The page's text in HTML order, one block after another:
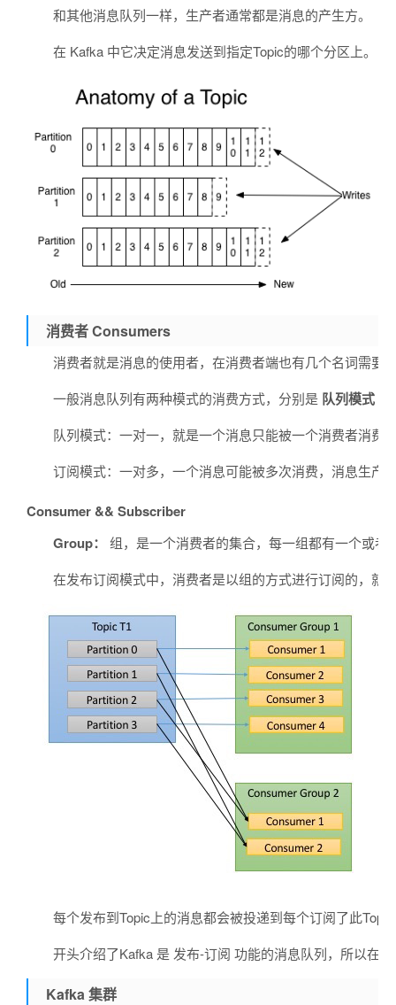
和其他消息队列一样，生产者通常都是消息的产生方。
在 Kafka 中它决定消息发送到指定Topic的哪个分区上。
消费者 Consumers
消费者就是消息的使用者，在消费者端也有几个名词需要
一般消息队列有两种模式的消费方式，分别是 队列模式
队列模式：一对一，就是一个消息只能被一个消费者消
订阅模式：一对多，一个消息可能被多次消费，消息生产
Consumer && Subscriber
Group：
组，是一个消费者的集合，每一组都有一个或
在发布订阅模式中，消费者是以组的方式进行订阅的，就
每个发布到Topic上的消息都会被投递到每个订阅了此
开头介绍了Kafka 是 发布-订阅 功能的消息队列，所以在
Kafka 集群